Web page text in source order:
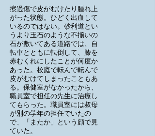
擦過傷で皮がむけたり腫れ上
がった状態。ひどく出血して
いるのではない。砂利道とい
うより玉石のような不揃いの
石が敷いてある道路では、自
転車とともに転倒して、膝を
赤むくれにしたことが何度か
あった。校庭で転んで転んで
皮がむけてしまったこともあ
る。保健室がなかったから、
職員室で担任の先生に治療し
てもらった。職員室には叔母
が別の学年の担任でいたの
で、「またか」という顔で見
ていた。